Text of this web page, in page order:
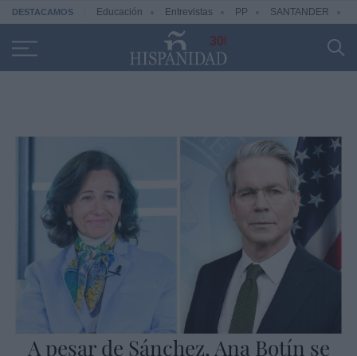
DESTACAMOS Educación Entrevistas PP SANTANDER
30
A pesar de Sánchez, Ana Botín se